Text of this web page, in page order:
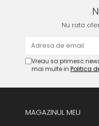
Nu rata
Vreau sa primesc
mai multe in Politica
MAGAZINUL MEU